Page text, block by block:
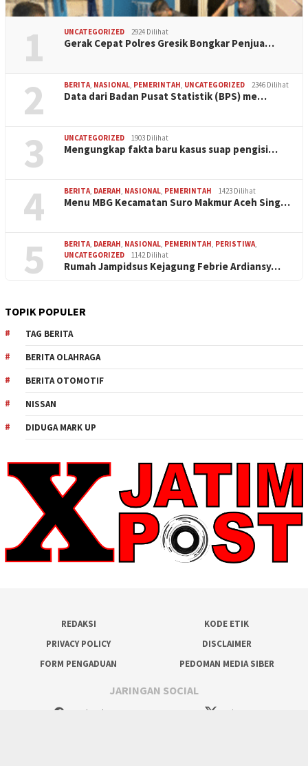
1 UNCATEGORIZED 2924 Dilihat
Gerak Cepat Polres Gresik Bongkar Penjua…
2 BERITA, NASIONAL, PEMERINTAH, UNCATEGORIZED 2346 Dilihat
Data dari Badan Pusat Statistik (BPS) me…
3 UNCATEGORIZED 1903 Dilihat
Mengungkap fakta baru kasus suap pengisi…
4 BERITA, DAERAH, NASIONAL, PEMERINTAH 1423 Dilihat
Menu MBG Kecamatan Suro Makmur Aceh Sing…
5 BERITA, DAERAH, NASIONAL, PEMERINTAH, PERISTIWA,
UNCATEGORIZED
1142 Dilihat
Rumah Jampidsus Kejagung Febrie Ardiansy…
TOPIK POPULER
TAG BERITA
BERITA OLAHRAGA
BERITA OTOMOTIF
NISSAN
DIDUGA MARK UP
REDAKSI
KODE ETIK
PRIVACY POLICY
DISCLAIMER
FORM PENGADUAN
PEDOMAN MEDIA SIBER
JARINGAN SOCIAL
Facebook
Twitter